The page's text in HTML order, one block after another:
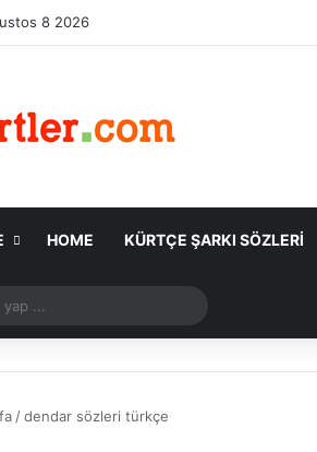
8 2026
HOME KÜRTÇE ŞARKI SÖZLERI
yap
/dendar sözleri türkçe